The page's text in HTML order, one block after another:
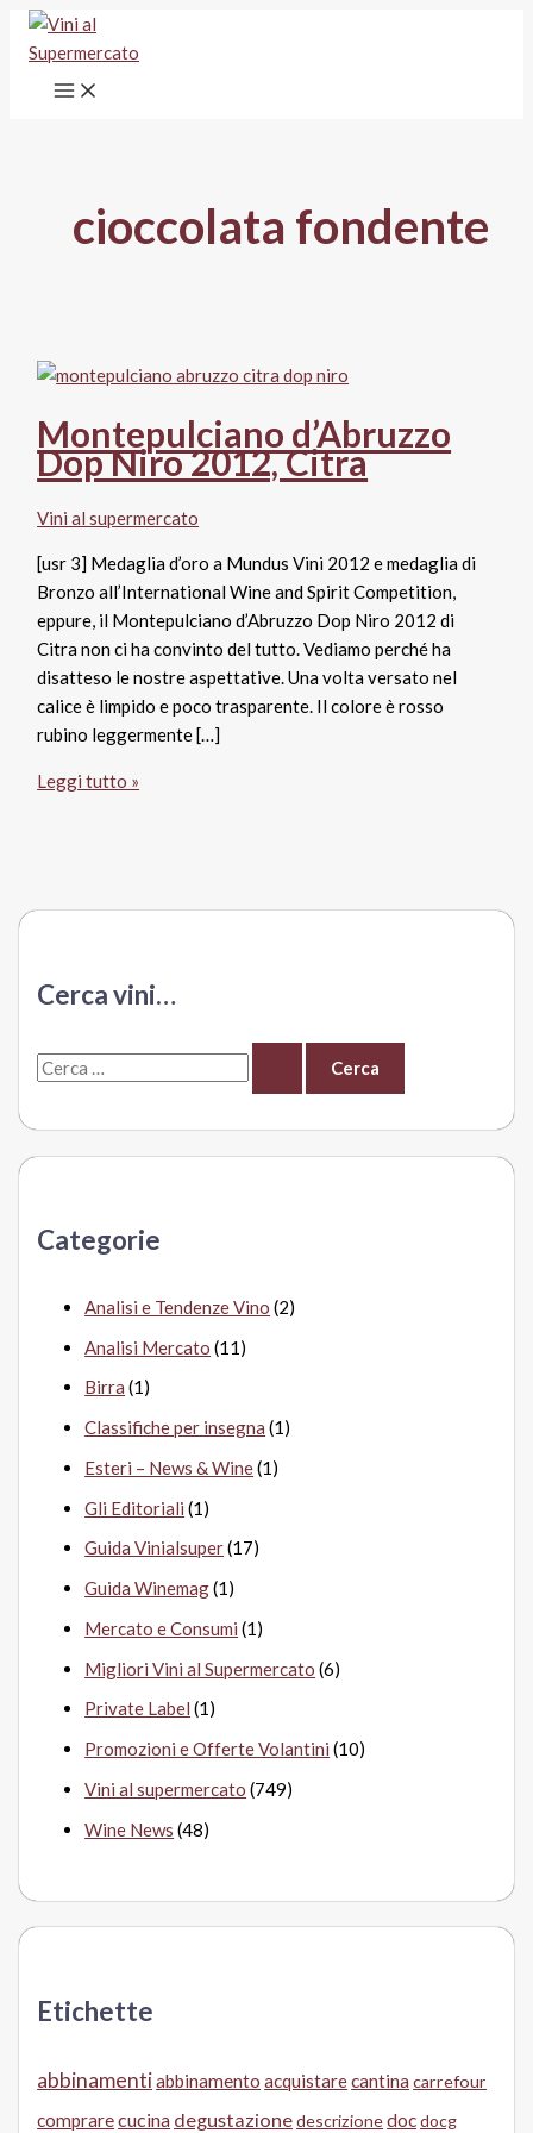
Vai
contenuto
cioccolata fondente
Montepulciano d’Abruzzo
Dop Niro 2012, Citra
Vini al supermercato
[usr 3] Medaglia d’oro a Mundus Vini 2012 e medaglia di
Bronzo all’International Wine and Spirit Competition,
eppure, il Montepulciano d’Abruzzo Dop Niro 2012 di
Citra non ci ha convinto del tutto. Vediamo perché ha
disatteso le nostre aspettative. Una volta versato nel
calice è limpido e poco trasparente. Il colore è rosso
rubino leggermente […]
Montepulciano
Leggi tutto »
Cerca vini…
C
r
:Categorie
Analisi e Tendenze Vino (2)
Analisi Mercato (11)
Birra (1)
Classifiche per insegna (1)
Esteri – News & Wine(1)
Gli Editoriali (1)
Guida Vinialsuper(17)
Guida Winemag(1)
Mercato e Consumi (1)
Migliori Vini al Supermercato (6)
Private Label (1)
Promozioni e Offerte Volantini (10)
Vini al supermercato (749)
Wine News (48)
Etichette
abbinamentiabbinamento acquistarecantina carrefour
comprarecucina degustazionedescrizionedocdocg